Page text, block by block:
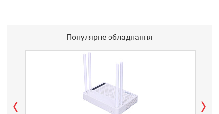
Популярне обладнання